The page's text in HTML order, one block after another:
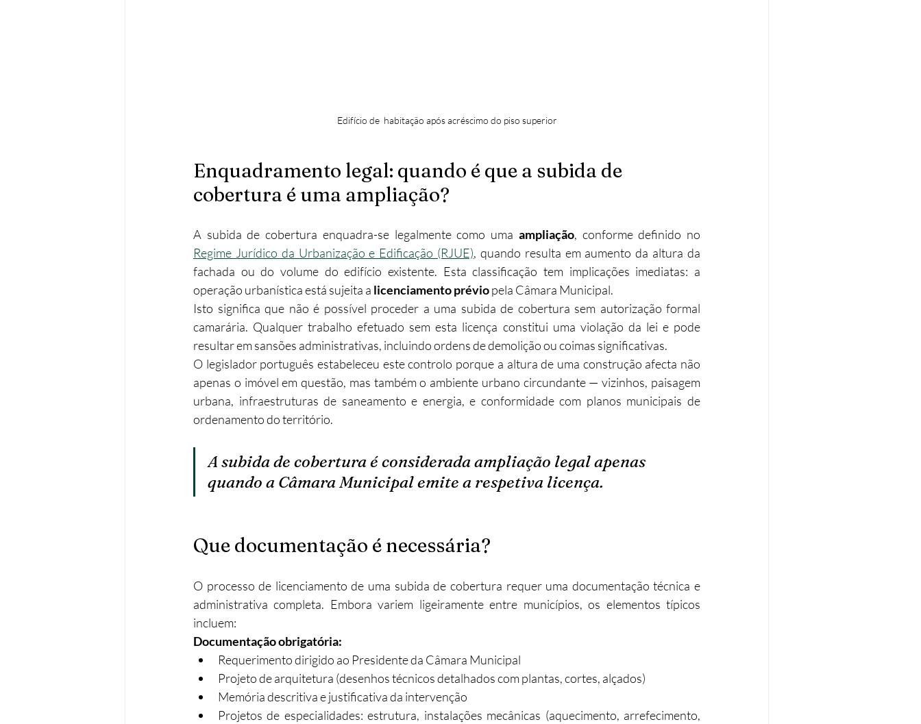
Edifício de  habitação após acréscimo do piso superior
Enquadramento legal: quando é que a subida de
cobertura é uma ampliação?
A subida de cobertura enquadra-se legalmente como uma ampliação
Regime Jurídico da Urbanização e Edificação (RJUE), quando resulta em aumento da altura da
fachada ou do volume do edifício existente. Esta classificação tem implicações imediatas: a
operação urbanística está sujeita a licenciamento prévio pela Câmara Municipal.​
Isto significa que não é possível proceder a uma subida de cobertura sem autorização formal
camarária. Qualquer trabalho efetuado sem esta licença constitui uma violação da lei e pode
resultar em sansões administrativas, incluindo ordens de demolição ou coimas significativas.
O legislador português estabeleceu este controlo porque a altura de uma construção afecta não
apenas o imóvel em questão, mas também o ambiente urbano circundante — vizinhos, paisagem
urbana, infraestruturas de saneamento e energia, e conformidade com planos municipais de
ordenamento do território.​
A subida de cobertura é considerada ampliação legal apenas
quando a Câmara Municipal emite a respetiva licença.
Que documentação é necessária?
O processo de licenciamento de uma subida de cobertura requer uma documentação técnica e
administrativa completa. Embora variem ligeiramente entre municípios, os elementos típicos
incluem:​
Documentação obrigatória:
Requerimento dirigido ao Presidente da Câmara Municipal​
Projeto de arquitetura (desenhos técnicos detalhados com plantas, cortes, alçados)​
Memória descritiva e justificativa da intervenção​
Projetos de especialidades: estrutura, instalações mecânicas (aquecimento, arrefecimento,